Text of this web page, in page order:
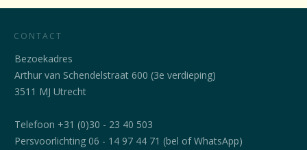
CONTACT
Bezoekadres
Arthur van Schendelstraat 600 (3e verdieping)
3511 MJ Utrecht
Telefoon +31 (0)30 - 23 40 503
Persvoorlichting 06 - 14 97 44 71 (bel of WhatsApp)